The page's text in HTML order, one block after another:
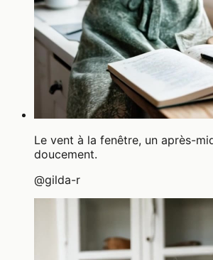
Le vent à la fenêtre, un après-
doucement.
@gilda-r